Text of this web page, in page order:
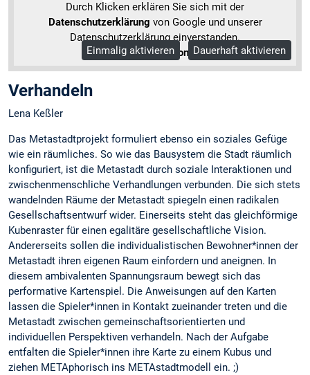
Durch Klicken erklären Sie sich mit der
Datenschutzerklärung von Google und unserer
Datenschutzerklärung einverstanden.
Mehr Informationen
Einmalig aktivieren Dauerhaft aktivieren
Verhandeln
Lena Keßler
Das Metastadtprojekt formuliert ebenso ein soziales Gefüge
wie ein räumliches. So wie das Bausystem die Stadt räumlich
konfiguriert, ist die Metastadt durch soziale Interaktionen und
zwischenmenschliche Verhandlungen verbunden. Die sich stets
wandelnden Räume der Metastadt spiegeln einen radikalen
Gesellschaftsentwurf wider. Einerseits steht das gleichförmige
Kubenraster für einen egalitäre gesellschaftliche Vision.
Andererseits sollen die individualistischen Bewohner*innen der
Metastadt ihren eigenen Raum einfordern und aneignen. In
diesem ambivalenten Spannungsraum bewegt sich das
performative Kartenspiel. Die Anweisungen auf den Karten
lassen die Spieler*innen in Kontakt zueinander treten und die
Metastadt zwischen gemeinschaftsorientierten und
individuellen Perspektiven verhandeln. Nach der Aufgabe
entfalten die Spieler*innen ihre Karte zu einem Kubus und
ziehen METAphorisch ins METAstadtmodell ein. ;)